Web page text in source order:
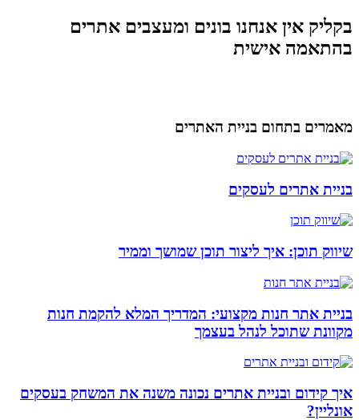
בקליק אין אנחנו בונים ומעצבים אתרים
בהתאמה אישית
מאמרים בתחום בניית האתרים
בניית אתרים לעסקים
שיווק תוכן: איך ליצור תוכן שמושך וממיר
בניית אתר חנות מקצועי: המדריך המלא להקמת חנות
מקוונת שתוכל לנהל בעצמך
איך קידום ובניית אתרים נכונה משנה את המשחק בעסקים
אונליין?